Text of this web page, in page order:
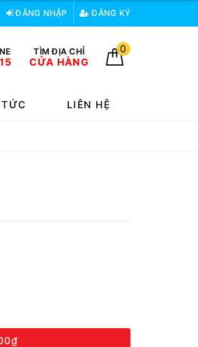
ĐĂNG NHẬP ĐĂNG KÝ
TÌM ĐỊA CHỈ
CỬA HÀNG
0
LIÊN HỆ